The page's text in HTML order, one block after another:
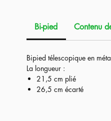
d'effectuer des upgrades
possibles mais bien sûr
La modification principale
légèrement l'externe mais
molette hop up réglable et
Lors de nos tests, notre
Bi-pied Contenu
Bipied télescopique en
La longueur :
21,5 cm plié
26,5 cm écarté